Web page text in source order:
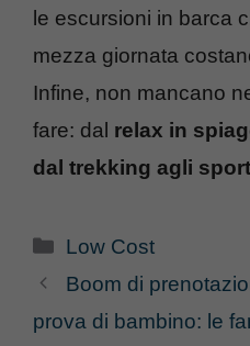
le escursioni in barca
mezza giornata
Infine, non mancano
fare: dal relax in
dal trekking agli
Categorie
Low Cost
Boom di
prova di bambino: le